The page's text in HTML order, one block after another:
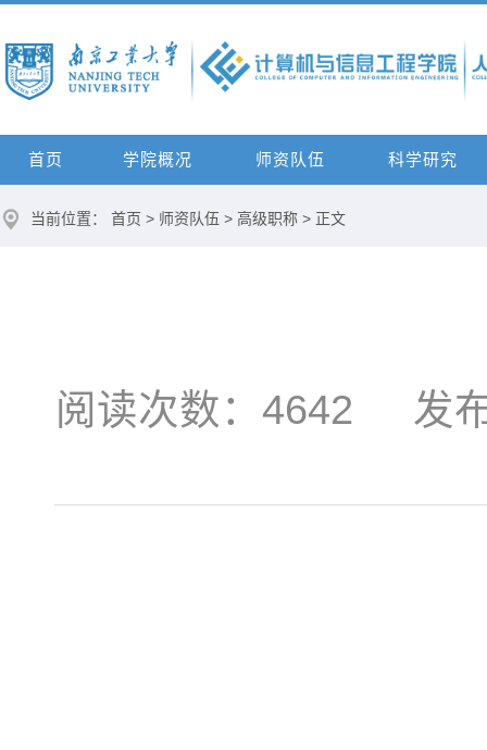
首页 学院概况 师资队伍 科学研究
当前位置： 首页 > 师资队伍 > 高级职称 > 正文
阅读次数： 4642 发布